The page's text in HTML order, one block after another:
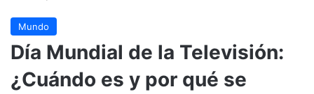
Mundo
Día Mundial de la Televisión:
¿Cuándo es y por qué se